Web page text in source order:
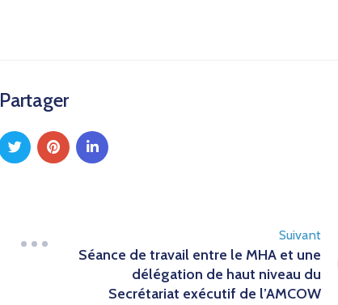
Partager
Suivant
Séance de travail entre le MHA et une
délégation de haut niveau du
Secrétariat exécutif de l’AMCOW